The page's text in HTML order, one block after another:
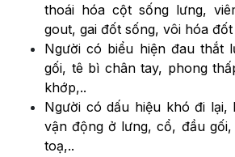
thoái hóa cột sống lưng,
gout, gai đốt sống, vôi hóa
Người có biểu hiện đau thắt
gối, tê bì chân tay, phong
khớp,..
Người có dấu hiệu khó đi lại,
vận động ở lưng, cổ, đầu
toạ,..